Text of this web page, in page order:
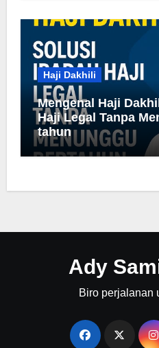
Haji Dakhili
Mengenal Haji
Haji Legal Tanpa
tahun
Ady
Biro perjalanan